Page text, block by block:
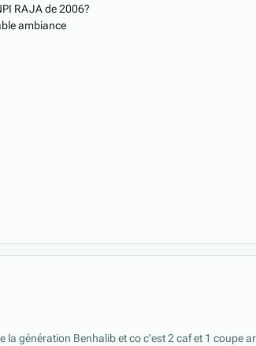
RAJA de 2006?
ambiance
génération Benhalib et co c'est 2 caf et 1 coupe